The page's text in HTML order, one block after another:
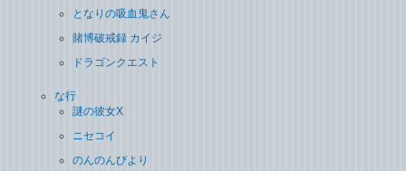
となりの吸血鬼さん
賭博破戒録 カイジ
ドラゴンクエスト
な行
謎の彼女X
ニセコイ
のんのんびより